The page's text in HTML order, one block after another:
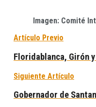
Imagen: Comité
Artículo Previo
Floridablanca, Girón
Siguiente Artículo
Gobernador de